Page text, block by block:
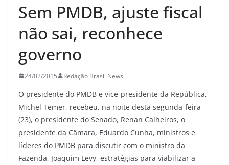
Sem PMDB, ajuste fiscal
não sai, reconhece
governo
24/02/2015 Redação Brasil News
O presidente do PMDB e vice-presidente da República,
Michel Temer, recebeu, na noite desta segunda-feira
(23), o presidente do Senado, Renan Calheiros, o
presidente da Câmara, Eduardo Cunha, ministros e
líderes do PMDB para discutir com o ministro da
Fazenda, Joaquim Levy, estratégias para viabilizar a